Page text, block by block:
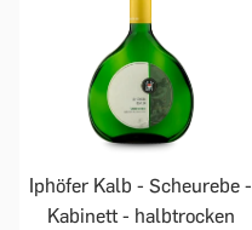
Iphöfer Kalb - Scheurebe -
Kabinett - halbtrocken